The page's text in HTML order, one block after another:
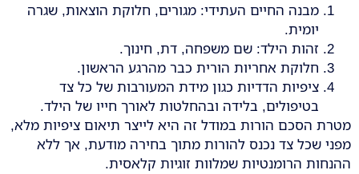
מבנה החיים העתידי: מגורים, חלוקת הוצאות, שגרה
יומית.
זהות הילד: שם משפחה, דת, חינוך.
חלוקת אחריות הורית כבר מהרגע הראשון.
ציפיות הדדיות כגון מידת המעורבות של כל צד
בטיפולים, בלידה ובהחלטות לאורך חייו של הילד.
מטרת הסכם הורות במודל זה היא לייצר תיאום ציפיות מלא,
מפני שכל צד נכנס להורות מתוך בחירה מודעת, אך ללא
ההנחות הרומנטיות שמלוות זוגיות קלאסית.